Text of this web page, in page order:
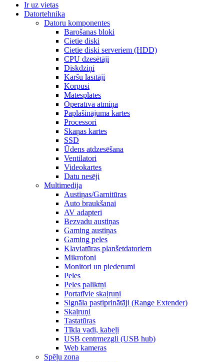
Ir uz vietas
Datortehnika
Datoru komponentes
Barošanas bloki
Cietie diski
Cietie diski serveriem (HDD)
CPU dzesētāji
Diskdziņi
Karšu lasītāji
Korpusi
Mātesplātes
Operatīvā atmiņa
Paplašinājuma kartes
Processori
Skaņas kartes
SSD
Ūdens atdzesēšana
Ventilatori
Videokartes
Datu nesēji
Multimedija
Austiņas/Garnitūras
Auto braukšanai
AV adapteri
Bezvadu austiņas
Gaming austiņas
Gaming peles
Klaviatūras planšetdatoriem
Mikrofoni
Monitori un piederumi
Peles
Peles paliktņi
Portatīvie skaļruņi
Signāla pastiprinātāji (Range Extender)
Skaļruņi
Tastatūras
Tīkla vadi, kabeļi
USB centrmezgli (USB hub)
Web kameras
Spēļu zona